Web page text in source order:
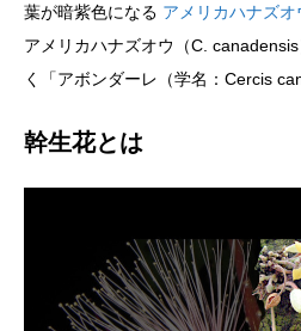
葉が暗紫色になる アメリカハナズオ
アメリカハナズオウ（C.
く「アボンダーレ（学名：Cercis
幹生花とは